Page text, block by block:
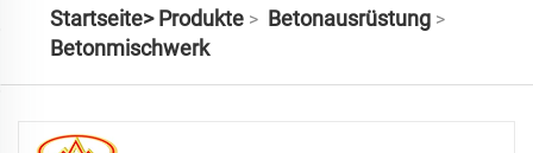
Startseite> Produkte> Betonausrüstung>
Betonmischwerk